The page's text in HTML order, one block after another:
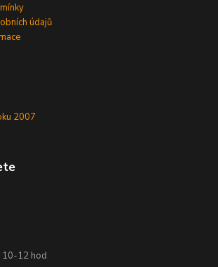
údajů
2007
10-12 hod